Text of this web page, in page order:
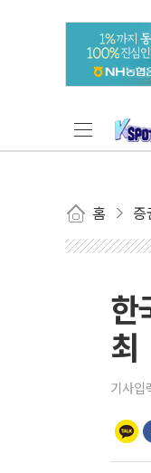
홈 증
한
최
기사입